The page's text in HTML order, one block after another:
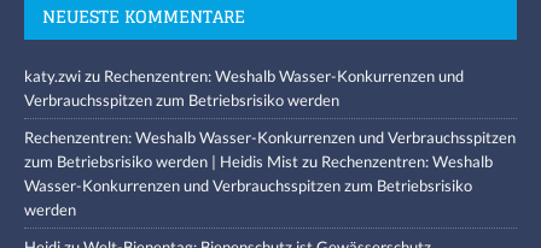
NEUESTE KOMMENTARE
katy.zwizu Rechenzentren: Weshalb Wasser-Konkurrenzen und
Verbrauchsspitzen zum Betriebsrisiko werden
Rechenzentren: Weshalb Wasser-Konkurrenzen und Verbrauchsspitzen
zum Betriebsrisiko werden | Heidis Mistzu Rechenzentren: Weshalb
Wasser-Konkurrenzen und Verbrauchsspitzen zum Betriebsrisiko
werden